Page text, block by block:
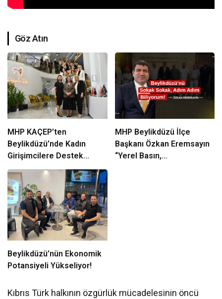
Göz Atın
MHP KAÇEP’ten
Beylikdüzü’nde Kadın
Girişimcilere Destek
Çıkarması
MHP Beylikdüzü İlçe
Başkanı Özkan Eremsayın
“Yerel Basın,
Beylikdüzü’nün Ekonomik
Potansiyeli Yükseliyor!
Kıbrıs Türk halkının özgürlük mücadelesinin öncü